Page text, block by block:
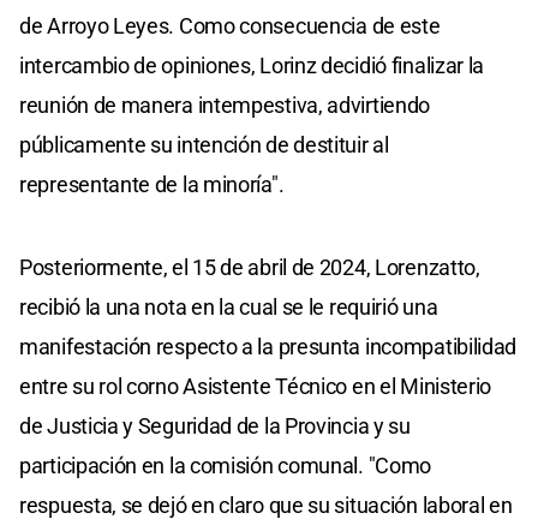
de Arroyo Leyes. Como consecuencia de este
intercambio de opiniones, Lorinz decidió finalizar la
reunión de manera intempestiva, advirtiendo
públicamente su intención de destituir al
representante de la minoría".
Posteriormente, el 15 de abril de 2024, Lorenzatto,
recibió la una nota en la cual se le requirió una
manifestación respecto a la presunta incompatibilidad
entre su rol corno Asistente Técnico en el Ministerio
de Justicia y Seguridad de la Provincia y su
participación en la comisión comunal. "Como
respuesta, se dejó en claro que su situación laboral en